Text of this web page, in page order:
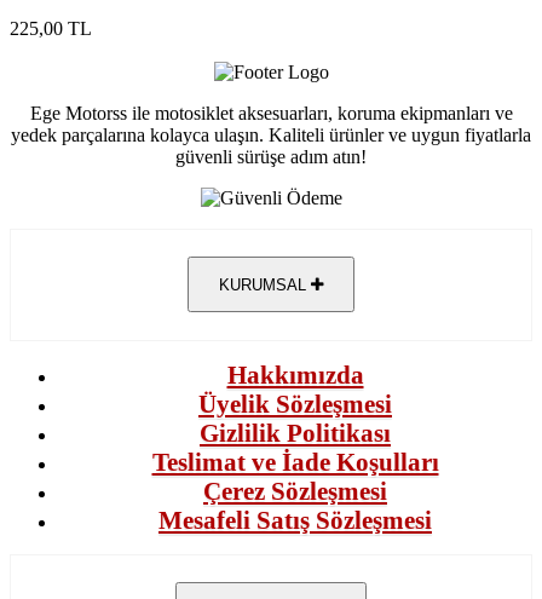
225,00 TL
Ege Motorss ile motosiklet aksesuarları, koruma ekipmanları ve
yedek parçalarına kolayca ulaşın. Kaliteli ürünler ve uygun fiyatlarla
güvenli sürüşe adım atın!
KURUMSAL
Hakkımızda
Üyelik Sözleşmesi
Gizlilik Politikası
Teslimat ve İade Koşulları
Çerez Sözleşmesi
Mesafeli Satış Sözleşmesi